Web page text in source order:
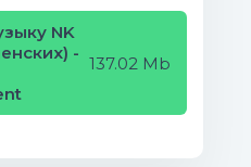
NK
- 137.02 Mb